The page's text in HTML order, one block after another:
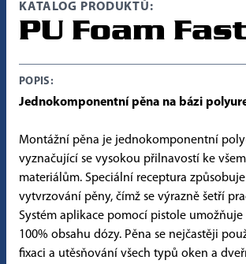
KATALOG PRODUKTŮ:
PU Foam
POPIS:
Jednokomponentní pěna na bázi
Montážní pěna je jednokomponentní
vyznačující se vysokou přilnavostí ke
materiálům. Speciální receptura
vytvrzování pěny, čímž se výrazně šetří
Systém aplikace pomocí pistole
100% obsahu dózy. Pěna se nejčastěji
fixaci a utěsňování všech typů oken a